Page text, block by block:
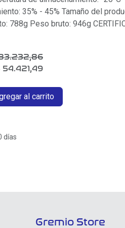
35% - 45% Tamaño del
788g Peso bruto: 946g
54.421,49
al carrito
días
Gremio Store